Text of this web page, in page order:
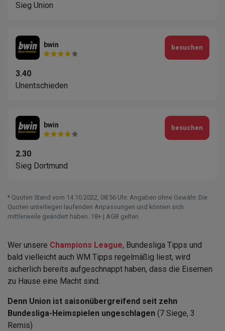
Sieg Union
bwin
3.40
Unentschieden
besuchen
bwin
2.30
Sieg Dortmund
besuchen
* Quoten Stand vom 14.10.2022‚ 08⁚56 Uhr. Angaben ohne Gewähr. Die
Quoten unterliegen laufenden Anpassungen und können sich
mittlerweile geändert haben. 18+ | AGB gelten
Wer unsere Champions League, Bundesliga Tipps und
bald vielleicht auch WM Tipps regelmäßig liest, wird
sicherlich bereits aufgeschnappt haben, dass die Eisernen
zu Hause eine Macht sind.
Denn Union ist saisonübergreifend seit zehn
Bundesliga-Heimspielen ungeschlagen (7 Siege, 3
Remis)